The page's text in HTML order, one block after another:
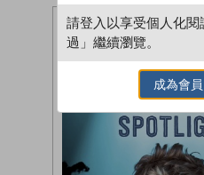
請登入以享受個人化閱
過」繼續瀏覽。
成為會員